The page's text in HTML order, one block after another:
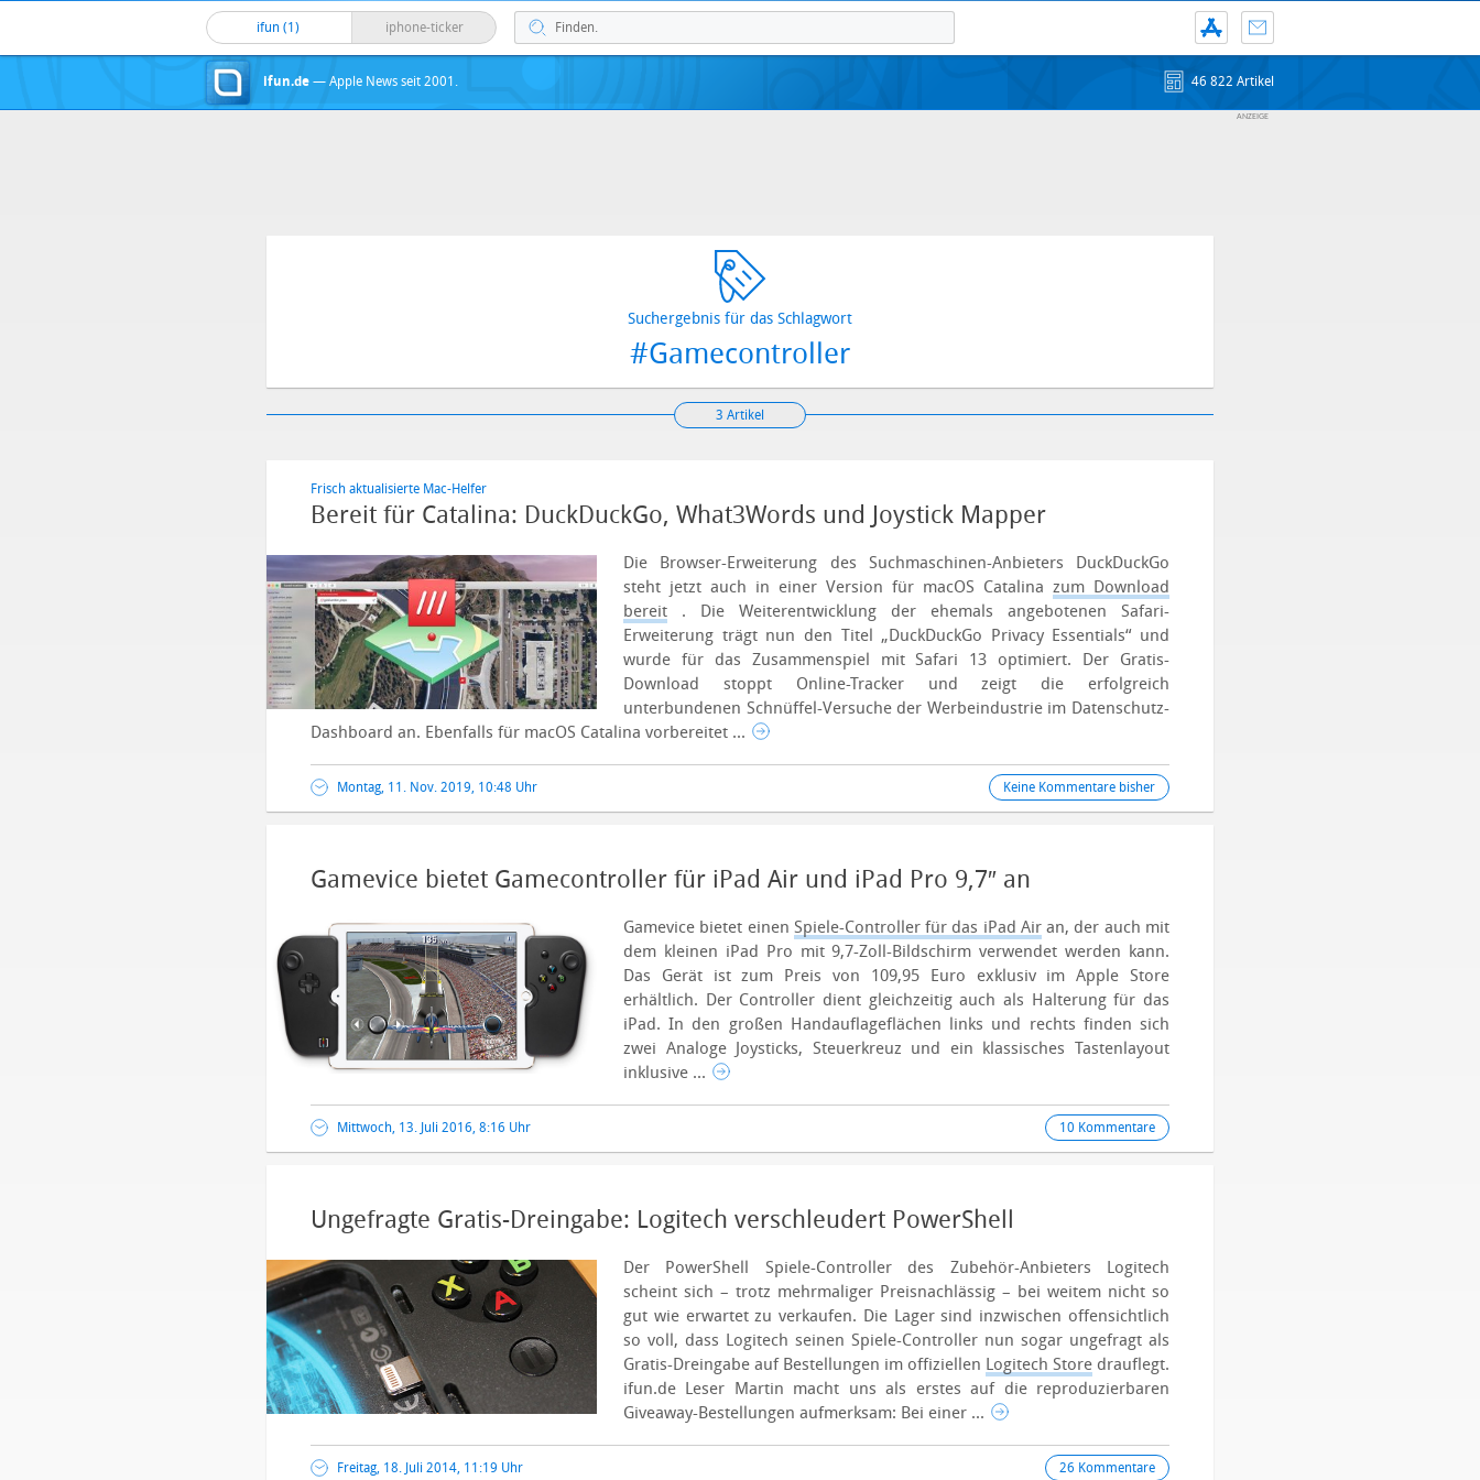
ifun (1) iphone-ticker
ifun.de — Apple News seit 2001. 46 822 Artikel
Suchergebnis für das Schlagwort
#Gamecontroller
3 Artikel
Frisch aktualisierte Mac-Helfer
Bereit für Catalina: DuckDuckGo, What3Words und Joystick Mapper
Die Browser-Erweiterung des Suchmaschinen-Anbieters DuckDuckGo
steht jetzt auch in einer Version für macOS Catalina zum Download
bereit . Die Weiterentwicklung der ehemals angebotenen Safari-
Erweiterung trägt nun den Titel „DuckDuckGo Privacy Essentials“ und
wurde für das Zusammenspiel mit Safari 13 optimiert. Der Gratis-
Download stoppt Online-Tracker und zeigt die erfolgreich
unterbundenen Schnüffel-Versuche der Werbeindustrie im Datenschutz-
Dashboard an. Ebenfalls für macOS Catalina vorbereitet ...
Montag, 11. Nov. 2019, 10:48 Uhr Keine Kommentare bisher
Gamevice bietet Gamecontroller für iPad Air und iPad Pro 9,7″ an
Gamevice bietet einen Spiele-Controller für das iPad Airan, der auch mit
dem kleinen iPad Pro mit 9,7-Zoll-Bildschirm verwendet werden kann.
Das Gerät ist zum Preis von 109,95 Euro exklusiv im Apple Store
erhältlich. Der Controller dient gleichzeitig auch als Halterung für das
iPad. In den großen Handauflageflächen links und rechts finden sich
zwei Analoge Joysticks, Steuerkreuz und ein klassisches Tastenlayout
inklusive ...
Mittwoch, 13. Juli 2016, 8:16 Uhr 10 Kommentare
Ungefragte Gratis-Dreingabe: Logitech verschleudert PowerShell
Der PowerShell Spiele-Controller des Zubehör-Anbieters Logitech
scheint sich – trotz mehrmaliger Preisnachlässig – bei weitem nicht so
gut wie erwartet zu verkaufen. Die Lager sind inzwischen offensichtlich
so voll, dass Logitech seinen Spiele-Controller nun sogar ungefragt als
Gratis-Dreingabe auf Bestellungen im offiziellen Logitech Store drauflegt.
ifun.de Leser Martin macht uns als erstes auf die reproduzierbaren
Giveaway-Bestellungen aufmerksam: Bei einer ...
Freitag, 18. Juli 2014, 11:19 Uhr 26 Kommentare